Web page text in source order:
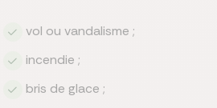
vol ou vandalisme ;
incendie ;
bris de glace ;